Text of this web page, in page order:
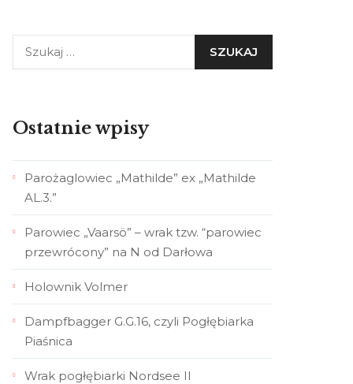
Ostatnie wpisy
Parożaglowiec „Mathilde” ex „Mathilde
AL.3.”
Parowiec „Vaarsö” – wrak tzw. “parowiec
przewrócony” na N od Darłowa
Holownik Volmer
Dampfbagger G.G.16, czyli Pogłębiarka
Piaśnica
Wrak pogłębiarki Nordsee II